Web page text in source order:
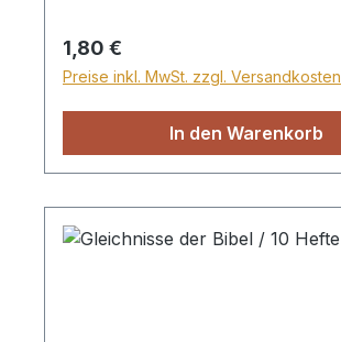
Mit wunderschönen Bildern. Heft
Regulärer Preis:
1,80 €
Preise inkl. MwSt. zzgl. Versandkosten
In den Warenkorb